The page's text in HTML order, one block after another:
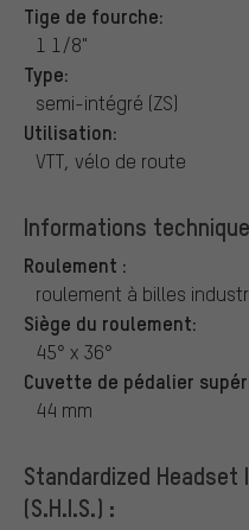
Tige de fourche:
1 1/8"
Type:
semi-intégré (ZS)
Utilisation:
VTT, vélo de route
Informations
Roulement :
roulement à billes
Siège du roulement:
45° x 36°
Cuvette de pédalier
44 mm
Standardized
(S.H.I.S.) :